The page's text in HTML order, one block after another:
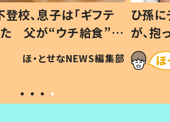
校、息子は「ギフテ
た 父が“ウチ給食”を
理由とは #令和の親
ほ・とせなNEWS編集部
ひ孫
が、
「涙が
い」